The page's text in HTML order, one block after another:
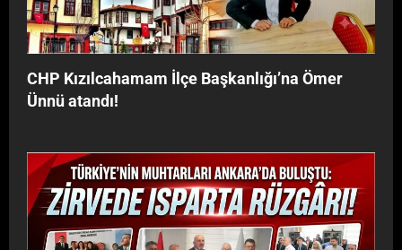
y
o
r
G
Â
R
CHP Kızılcahamam İlçe Başkanlığı’na Ömer
Ünnü atandı!